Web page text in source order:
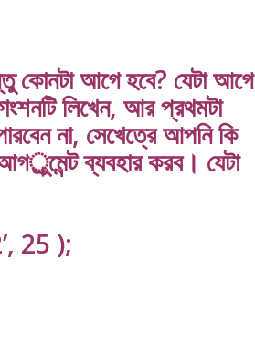
কোনটা আগে হবে? যেটা আগে
লিখেন, আর প্রথমটা
না, সেখেত্রে আপনি কি
ব্যবহার করব। যেটা
25 );